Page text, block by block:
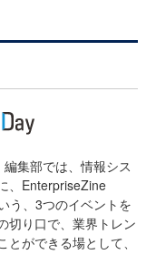
集部では、情報シス
、EnterpriseZine
う、3つのイベントを
切り口で、業界トレン
ができる場として、